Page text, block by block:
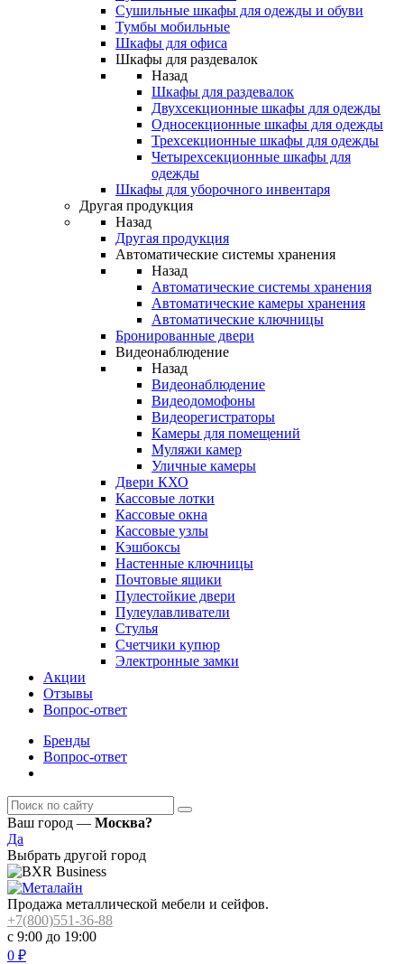
Сушильные шкафы для одежды и обуви
Тумбы мобильные
Шкафы для офиса
Шкафы для раздевалок
Назад
Шкафы для раздевалок
Двухсекционные шкафы для одежды
Односекционные шкафы для одежды
Трехсекционные шкафы для одежды
Четырехсекционные шкафы для
одежды
Шкафы для уборочного инвентаря
Другая продукция
Назад
Другая продукция
Автоматические системы хранения
Назад
Автоматические системы хранения
Автоматические камеры хранения
Автоматические ключницы
Бронированные двери
Видеонаблюдение
Назад
Видеонаблюдение
Видеодомофоны
Видеорегистраторы
Камеры для помещений
Муляжи камер
Уличные камеры
Двери КХО
Кассовые лотки
Кассовые окна
Кассовые узлы
Кэшбоксы
Настенные ключницы
Почтовые ящики
Пулестойкие двери
Пулеулавливатели
Стулья
Счетчики купюр
Электронные замки
Акции
Отзывы
Вопрос-ответ
Бренды
Вопрос-ответ
Ваш город — Москва?
Да
Выбрать другой город
Продажа металлической мебели и сейфов.
+7(800)551-36-88
с 9:00 до 19:00
0 ₽